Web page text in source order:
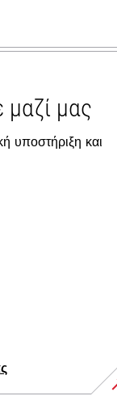
μαζί μας
υποστήριξη και